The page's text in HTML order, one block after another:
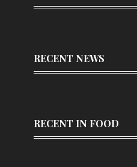
RECENT NEWS
RECENT IN FOOD